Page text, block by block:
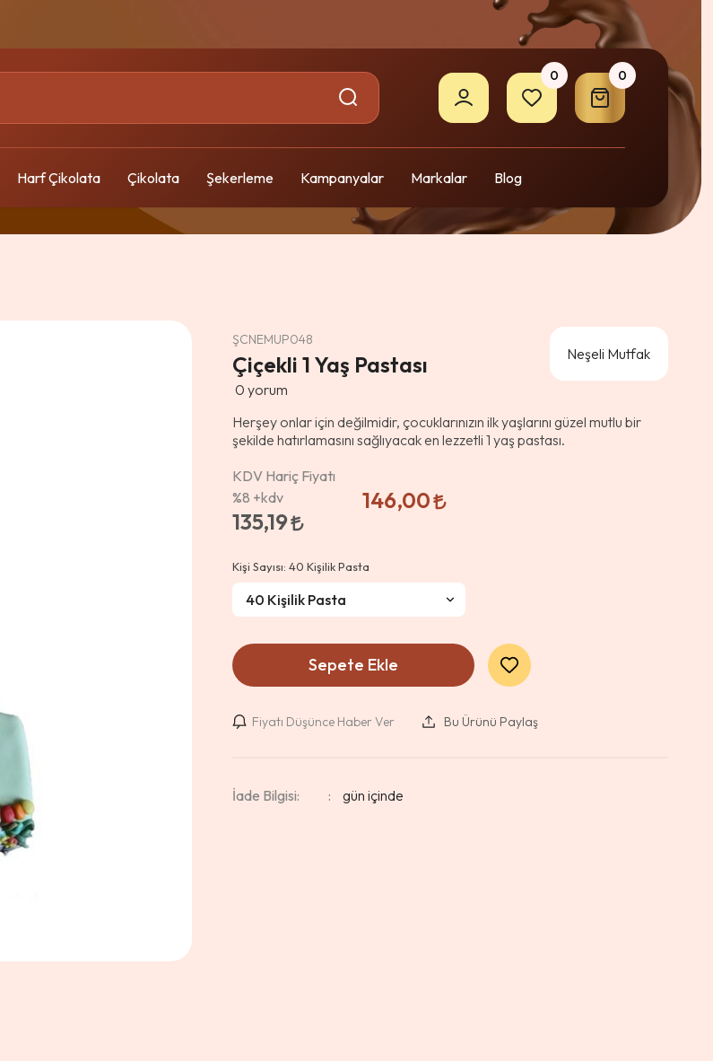
0 0
Harf Çikolata Çikolata Şekerleme Kampanyalar Markalar Blog
ŞCNEMUP048
Çiçekli 1 Yaş Pastası
0 yorum
Neşeli Mutfak
Herşey onlar için değilmidir, çocuklarınızın ilk yaşlarını güzel mutlu bir
şekilde hatırlamasını sağlıyacak en lezzetli 1 yaş pastası.
KDV Hariç Fiyatı
%8 +kdv
135,19
146,00
Kişi Sayısı:40 Kişilik Pasta
Sepete Ekle
Fiyatı Düşünce Haber Ver Bu Ürünü Paylaş
İade Bilgisi: